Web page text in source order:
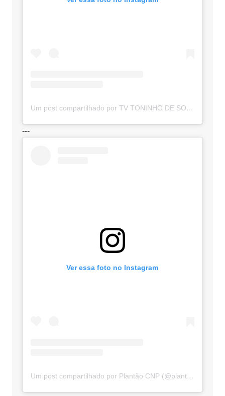
Um post compartilhado por TV TONINHO DE SOUZA (@toninhodesouzamt)
---
Ver essa foto no Instagram
Um post compartilhado por Plantão CNP (@plantaocnp)